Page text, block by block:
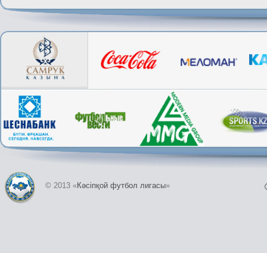
© 2013 «Кәсіпқой футбол лигасы»